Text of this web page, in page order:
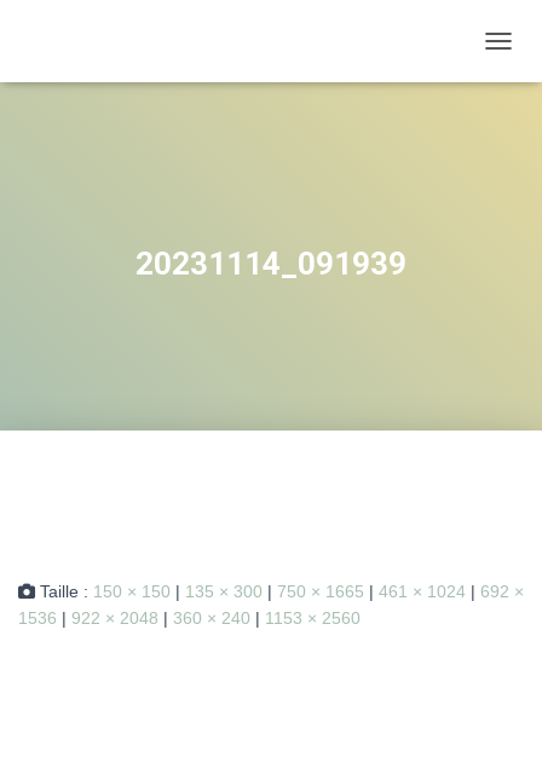
20231114_091939
Taille : 150 × 150 | 135 × 300 | 750 × 1665 | 461 × 1024 | 692 ×
1536 | 922 × 2048 | 360 × 240 | 1153 × 2560